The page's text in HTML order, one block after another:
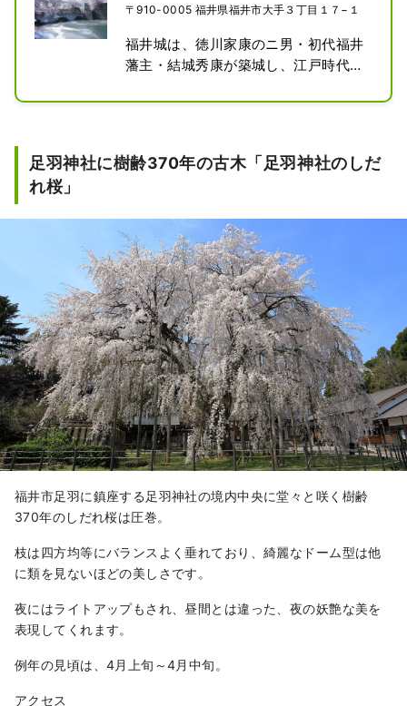
〒910-0005 福井県福井市大手３丁目１７−１
福井城は、徳川家康のニ男・初代福井
藩主・結城秀康が築城し、江戸時代に
として栄えていました。
が立ち並び、桜スポットとしても知ら
足羽神社に樹齢370年の古木「足羽神社のしだ
れ桜」
福井市足羽に鎮座する足羽神社の境内中央に堂々と咲く樹齢
370年のしだれ桜は圧巻。
枝は四方均等にバランスよく垂れており、綺麗なドーム型は他
に類を見ないほどの美しさです。
夜にはライトアップもされ、昼間とは違った、夜の妖艶な美を
表現してくれます。
例年の見頃は、4月上旬～4月中旬。
アクセス